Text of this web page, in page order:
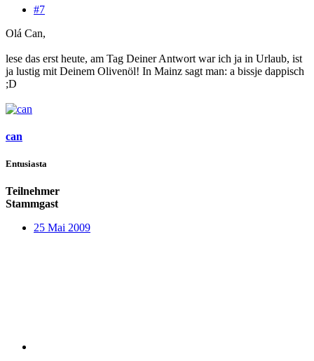
#7
Olá Can,
lese das erst heute, am Tag Deiner Antwort war ich ja in Urlaub, ist
ja lustig mit Deinem Olivenöl! In Mainz sagt man: a bissje dappisch
;D
can
Entusiasta
Teilnehmer
Stammgast
25 Mai 2009